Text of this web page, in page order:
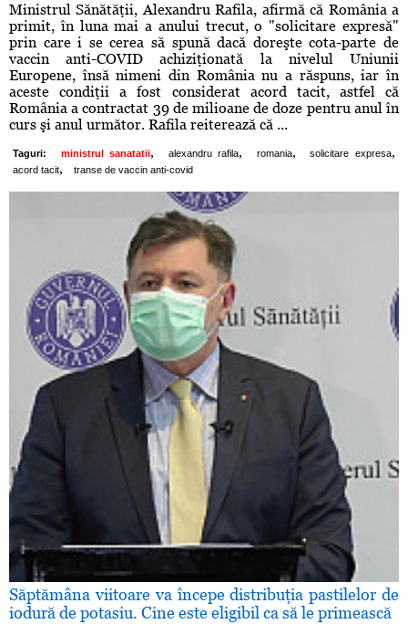
Ministrul Sănătăţii, Alexandru Rafila, afirmă că România a
primit, în luna mai a anului trecut, o "solicitare expresă"
prin care i se cerea să spună dacă doreşte cota-parte de
vaccin anti-COVID achiziţionată la nivelul Uniunii
Europene, însă nimeni din România nu a răspuns, iar în
aceste condiţii a fost considerat acord tacit, astfel că
România a contractat 39 de milioane de doze pentru anul în
curs şi anul următor. Rafila reiterează că ...
Taguri: ministrul sanatatii, alexandru rafila, romania, solicitare expresa,
acord tacit, transe de vaccin anti-covid
Săptămâna viitoare va începe distribuţia pastilelor de
iodură de potasiu. Cine este eligibil ca să le primească